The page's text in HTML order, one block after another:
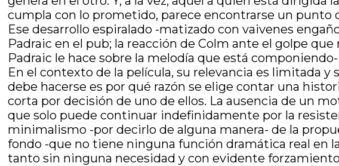
cumpla con lo prometido, parece encontrarse un punto
Ese desarrollo espiralado -matizado con vaivenes
Padraic en el pub; la reacción de Colm ante el golpe
Padraic le hace sobre la melodía que está
En el contexto de la película, su relevancia es limitada
debe hacerse es por qué razón se elige contar una
corta por decisión de uno de ellos. La ausencia de un
que solo puede continuar indefinidamente por la
minimalismo -por decirlo de alguna manera- de la
fondo -que no tiene ninguna función dramática real en
tanto sin ninguna necesidad y con evidente